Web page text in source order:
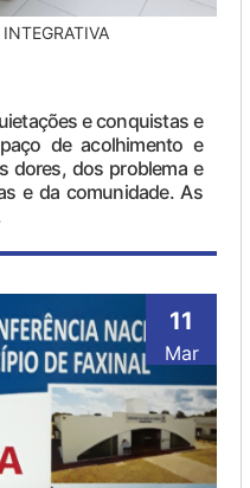
e conquistas e
de acolhimento e
dores, dos problema e
e da comunidade. As
11
Mar